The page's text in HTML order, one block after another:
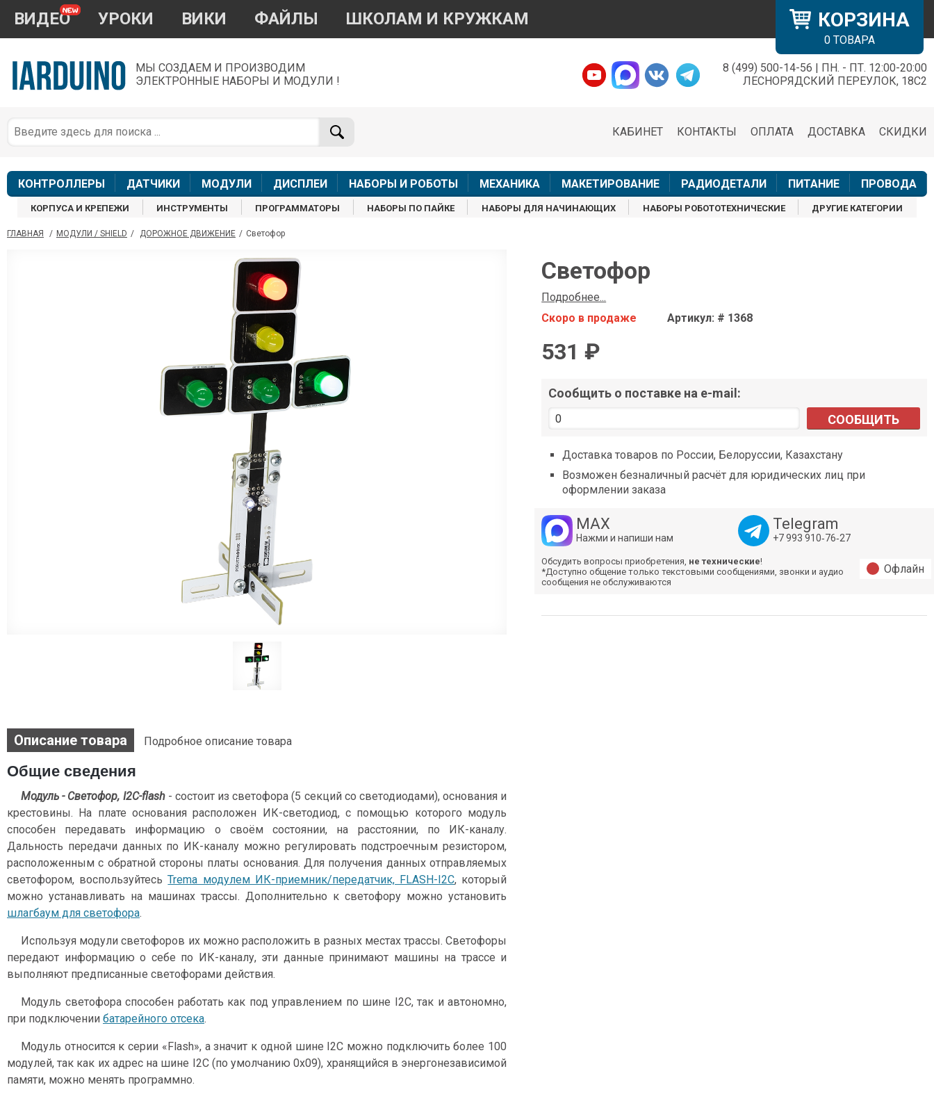
КОРЗИНА
0 ТОВАРА
ВИДЕО УРОКИ ВИКИ ФАЙЛЫ ШКОЛАМ И КРУЖКАМ
МЫ СОЗДАЕМ И ПРОИЗВОДИМ
ЭЛЕКТРОННЫЕ НАБОРЫ И МОДУЛИ !
8 (499) 500-14-56 | ПН. - ПТ. 12:00-20:00
ЛЕСНОРЯДСКИЙ ПЕРЕУЛОК, 18С2
СКИДКИ
ДОСТАВКА
ОПЛАТА
КОНТАКТЫ
КАБИНЕТ
КОНТРОЛЛЕРЫ ДАТЧИКИ МОДУЛИ ДИСПЛЕИ НАБОРЫ И РОБОТЫ МЕХАНИКА МАКЕТИРОВАНИЕ РАДИОДЕТАЛИ ПИТАНИЕ ПРОВОДА
КОРПУСА И КРЕПЕЖИ ИНСТРУМЕНТЫ ПРОГРАММАТОРЫ НАБОРЫ ПО ПАЙКЕ НАБОРЫ ДЛЯ НАЧИНАЮЩИХ НАБОРЫ РОБОТОТЕХНИЧЕСКИЕ ДРУГИЕ КАТЕГОРИИ
ГЛАВНАЯ / МОДУЛИ / SHIELD / ДОРОЖНОЕ ДВИЖЕНИЕ / Светофор
Светофор
Подробнее...
Скоро в продаже
Артикул: # 1368
531 ₽
Сообщить о поставке на e-mail:
СООБЩИТЬ
Доставка товаров по России, Белоруссии, Казахстану
Возможен безналичный расчёт для юридических лиц при
оформлении заказа
MAX
Нажми и напиши нам
Telegram
+7 993 910‑76‑27
Обсудить вопросы приобретения, не технические!
*Доступно общение только текстовыми сообщениями, звонки и аудио
сообщения не обслуживаются
Офлайн
Описание товара Подробное описание товара
Общие сведения
Модуль - Светофор, I2C-flash- состоит из светофора (5 секций со светодиодами), основания и
крестовины. На плате основания расположен ИК-светодиод, с помощью которого модуль
способен передавать информацию о своём состоянии, на расстоянии, по ИК-каналу.
Дальность передачи данных по ИК-каналу можно регулировать подстроечным резистором,
расположенным с обратной стороны платы основания. Для получения данных отправляемых
светофором, воспользуйтесьTrema модулем ИК-приемник/передатчик, FLASH-I2C, который
можно устанавливать на машинах трассы. Дополнительно к светофору можно установить
шлагбаум для светофора.
Используя модули светофоров их можно расположить в разных местах трассы. Светофоры
передают информацию о себе по ИК-каналу, эти данные принимают машины на трассе и
выполняют предписанные светофорами действия.
Модуль светофора способен работать как под управлением по шине I2С, так и автономно,
при подключении батарейного отсека.
Модуль относится к серии «Flash», а значит к одной шине I2C можно подключить более 100
модулей, так как их адрес на шине I2C (по умолчанию 0x09), хранящийся в энергонезависимой
памяти, можно менять программно.
×
По вопросам приобретения товара
+7 968 454 17 38
звонки и аудио сообщения не обслуживаются
Менеджер
shop@iarduino.ru
Менеджер
8 (499) 500-14-56